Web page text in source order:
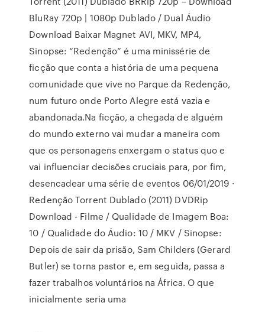
BluRay 720p | 1080p Dublado / Dual Áudio
Download Baixar Magnet AVI, MKV, MP4,
Sinopse: “Redenção” é uma minissérie de
ficção que conta a história de uma pequena
comunidade que vive no Parque da Redenção,
num futuro onde Porto Alegre está vazia e
abandonada.Na ficção, a chegada de alguém
do mundo externo vai mudar a maneira com
que os personagens enxergam o status quo e
vai influenciar decisões cruciais para, por fim,
desencadear uma série de eventos 06/01/2019 ·
Redenção Torrent Dublado (2011) DVDRip
Download - Filme / Qualidade de Imagem Boa:
10 / Qualidade do Áudio: 10 / MKV / Sinopse:
Depois de sair da prisão, Sam Childers (Gerard
Butler) se torna pastor e, em seguida, passa a
fazer trabalhos voluntários na África. O que
inicialmente seria uma